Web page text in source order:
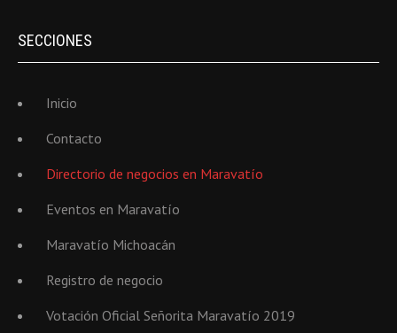
SECCIONES
Inicio
Contacto
Directorio de negocios en Maravatío
Eventos en Maravatío
Maravatío Michoacán
Registro de negocio
Votación Oficial Señorita Maravatío 2019